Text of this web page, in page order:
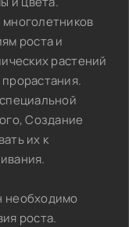
роста и
растений
Создание
их к
необходимо
роста.